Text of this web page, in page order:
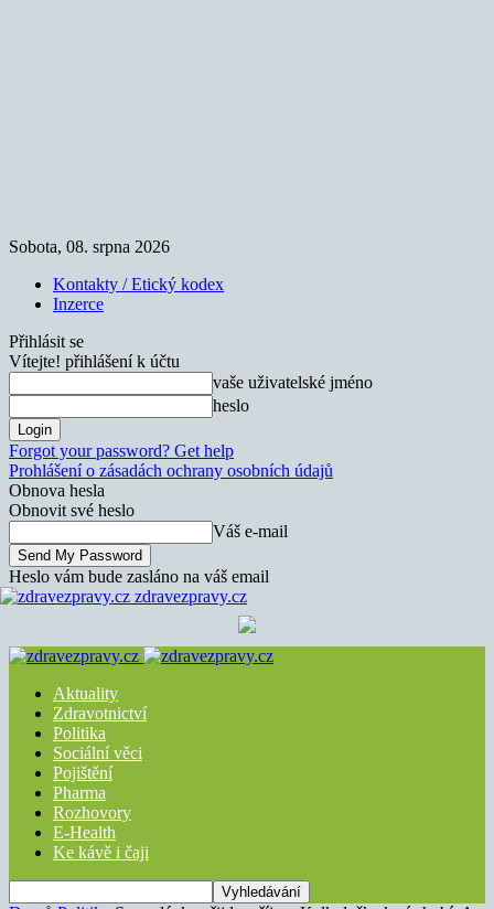
Sobota, 08. srpna 2026
Kontakty / Etický kodex
Inzerce
Přihlásit se
Vítejte! přihlášení k účtu
vaše uživatelské jméno
heslo
Forgot your password? Get help
Prohlášení o zásadách ochrany osobních údajů
Obnova hesla
Obnovit své heslo
Váš e-mail
Heslo vám bude zasláno na váš email
zdravezpravy.cz
Aktuality
Zdravotnictví
Politika
Sociální věci
Pojištění
Pharma
Rozhovory
E-Health
Ke kávě i čaji